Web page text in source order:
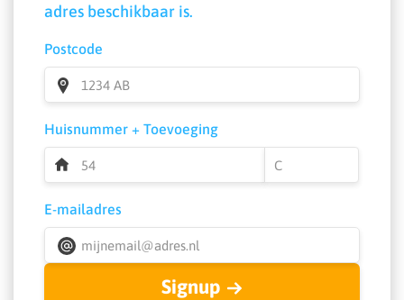
adres beschikbaar is.
Postcode
Huisnummer + Toevoeging
E-mailadres
Signup